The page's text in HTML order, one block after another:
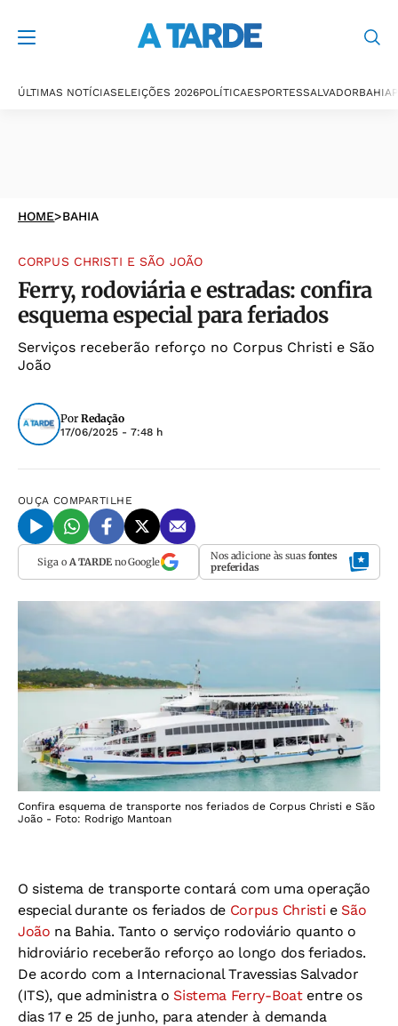
ÚLTIMAS NOTÍCIASELEIÇÕES 2026POLÍTICAESPORTESSALVADORBAHIA
HOME>BAHIA
CORPUS CHRISTI E SÃO JOÃO
Ferry, rodoviária e estradas: confira
esquema especial para feriados
Serviços receberão reforço no Corpus Christi e São
João
Por Redação
17/06/2025 - 7:48 h
OUÇA COMPARTILHE
Siga o A TARDEno Google Nos adicione às suas fontes
preferidas
Confira esquema de transporte nos feriados de Corpus Christi e São
João - Foto: Rodrigo Mantoan
O sistema de transporte contará com uma operação
especial durante os feriados de Corpus Christi eSão
João na Bahia. Tanto o serviço rodoviário quanto o
hidroviário receberão reforço ao longo dos feriados.
De acordo com a Internacional Travessias Salvador
(ITS), que administra o Sistema Ferry-Boat entre os
dias 17 e 25 de junho, para atender à demanda